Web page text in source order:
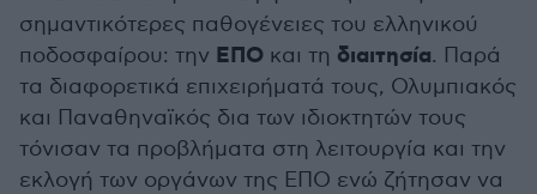
σημαντικότερες παθογένειες του ελληνικού
ποδοσφαίρου: την ΕΠΟ και τη διαιτησία. Παρά
τα διαφορετικά επιχειρήματά τους, Ολυμπιακός
και Παναθηναϊκός δια των ιδιοκτητών τους
τόνισαν τα προβλήματα στη λειτουργία και την
εκλογή των οργάνων της ΕΠΟ ενώ ζήτησαν να